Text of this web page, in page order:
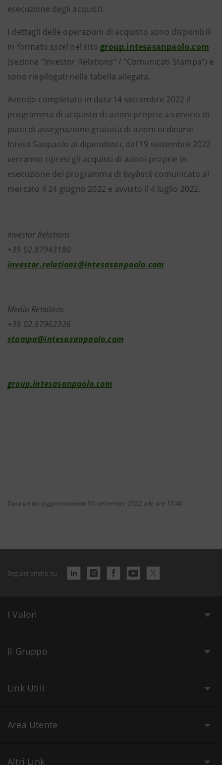
esecuzione degli acquisti.
I dettagli delle operazioni di acquisto sono disponibili
in formato Excel nel sito group.intesasanpaolo.com
(sezione “Investor Relations” / “Comunicati Stampa”) e
sono riepilogati nella tabella allegata.
Avendo completato in data 14 settembre 2022 il
programma di acquisto di azioni proprie a servizio di
piani di assegnazione gratuita di azioni ordinarie
Intesa Sanpaolo ai dipendenti, dal 19 settembre 2022
verranno ripresi gli acquisti di azioni proprie in
esecuzione del programma di buyback comunicato al
mercato il 24 giugno 2022 e avviato il 4 luglio 2022.
Investor Relations
+39.02.87943180
investor.relations@intesasanpaolo.com
Media Relations
+39.02.87962326
stampa@intesasanpaolo.com
group.intesasanpaolo.com
Data ultimo aggiornamento 16 settembre 2022 alle ore 17:46
Seguici anche su
I Valori
Il Gruppo
Link Utili
Area Utente
Altri Link